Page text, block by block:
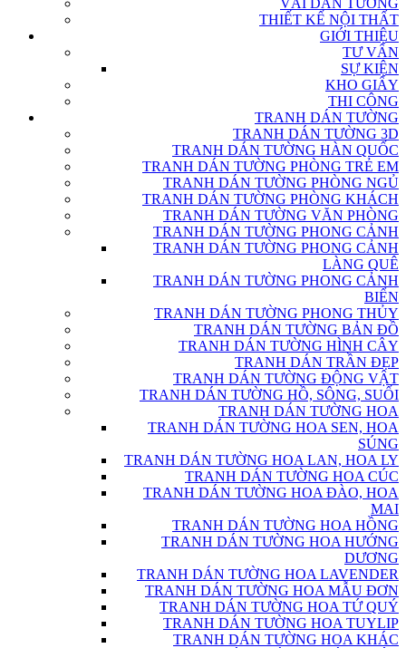
VẢI DÁN TƯỜNG
THIẾT KẾ NỘI THẤT
GIỚI THIỆU
TƯ VẤN
SỰ KIỆN
KHO GIẤY
THI CÔNG
TRANH DÁN TƯỜNG
TRANH DÁN TƯỜNG 3D
TRANH DÁN TƯỜNG HÀN QUỐC
TRANH DÁN TƯỜNG PHÒNG TRẺ EM
TRANH DÁN TƯỜNG PHÒNG NGỦ
TRANH DÁN TƯỜNG PHÒNG KHÁCH
TRANH DÁN TƯỜNG VĂN PHÒNG
TRANH DÁN TƯỜNG PHONG CẢNH
TRANH DÁN TƯỜNG PHONG CẢNH
LÀNG QUÊ
TRANH DÁN TƯỜNG PHONG CẢNH
BIỂN
TRANH DÁN TƯỜNG PHONG THỦY
TRANH DÁN TƯỜNG BẢN ĐỒ
TRANH DÁN TƯỜNG HÌNH CÂY
TRANH DÁN TRẦN ĐẸP
TRANH DÁN TƯỜNG ĐỘNG VẬT
TRANH DÁN TƯỜNG HỒ, SÔNG, SUỐI
TRANH DÁN TƯỜNG HOA
TRANH DÁN TƯỜNG HOA SEN, HOA
SÚNG
TRANH DÁN TƯỜNG HOA LAN, HOA LY
TRANH DÁN TƯỜNG HOA CÚC
TRANH DÁN TƯỜNG HOA ĐÀO, HOA
MAI
TRANH DÁN TƯỜNG HOA HỒNG
TRANH DÁN TƯỜNG HOA HƯỚNG
DƯƠNG
TRANH DÁN TƯỜNG HOA LAVENDER
TRANH DÁN TƯỜNG HOA MẪU ĐƠN
TRANH DÁN TƯỜNG HOA TỨ QUÝ
TRANH DÁN TƯỜNG HOA TUYLIP
TRANH DÁN TƯỜNG HOA KHÁC